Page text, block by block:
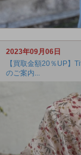
2023年09月06日
【買取金額20％UP】
のご案内...